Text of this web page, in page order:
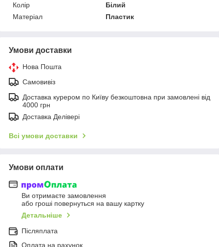
Колір
Білий
Матеріал
Пластик
Умови доставки
Нова Пошта
Самовивіз
Доставка курером по Київу безкоштовна при замовлені від
4000 грн
Доставка Делівері
Всі умови доставки
Умови оплати
Ви отримаєте замовлення
або гроші повернуться на вашу картку
Детальніше
Післяплата
Оплата на рахунок